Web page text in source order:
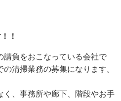
！！
の清掃業務の募集になります。